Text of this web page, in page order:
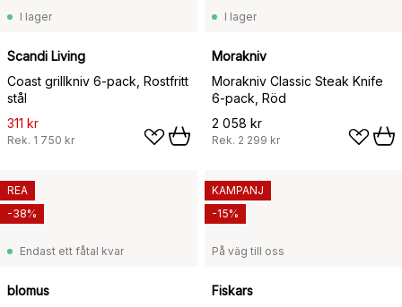
I lager
Scandi Living
Coast grillkniv 6-pack, Rostfritt
stål
311 kr
Rek. 1 750 kr
I lager
Morakniv
Morakniv Classic Steak Knife
6-pack, Röd
2 058 kr
Rek. 2 299 kr
Endast ett fåtal kvar
blomus
REA
-38%
På väg till oss
Fiskars
KAMPANJ
-15%